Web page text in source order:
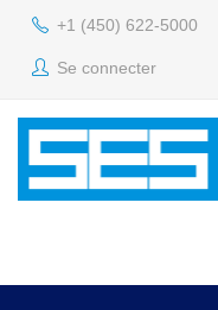
+1 (450) 622-5000
Se connecter